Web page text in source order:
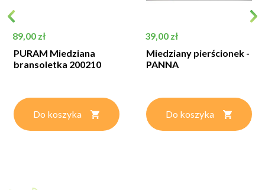
Cena
89,00 zł
PURAM Miedziana
bransoletka 200210
Do koszyka
Cena
39,00 zł
Miedziany pierścionek -
PANNA
Do koszyka